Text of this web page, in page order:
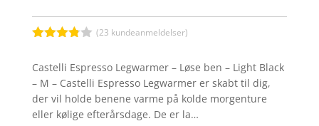
ud af 5
baseret
på
kundebed
ømmels
(23 kundeanmeldelser)
Castelli Espresso Legwarmer – Løse ben – Light Black
– M – Castelli Espresso Legwarmer er skabt til dig,
der vil holde benene varme på kolde morgenture
eller kølige efterårsdage. De er la…